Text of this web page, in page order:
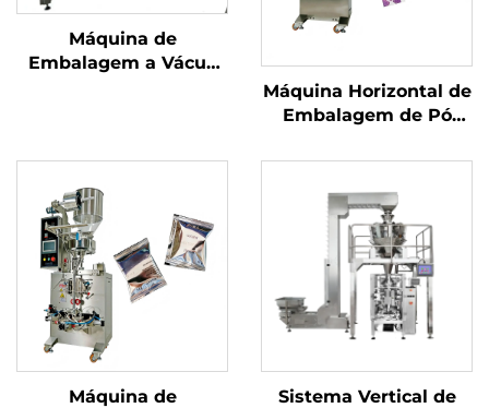
Máquina de
Embalagem a Vácuo
Máquina Horizontal de
Embalagem de Pó
Máquina de
Sistema Vertical de